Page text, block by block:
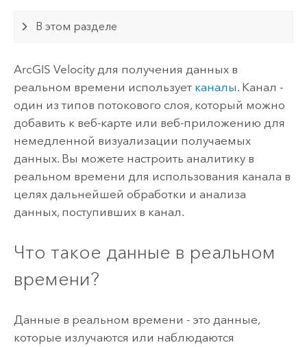
В этом разделе
ArcGIS Velocityдля получения данных в
реальном времени использует каналы. Канал -
один из типов потокового слоя, который можно
добавить к веб-карте или веб-приложению для
немедленной визуализации получаемых
данных. Вы можете настроить аналитику в
реальном времени для использования канала в
целях дальнейшей обработки и анализа
данных, поступивших в канал.
Что такое данные в реальном
времени?
Данные в реальном времени - это данные,
которые излучаются или наблюдаются